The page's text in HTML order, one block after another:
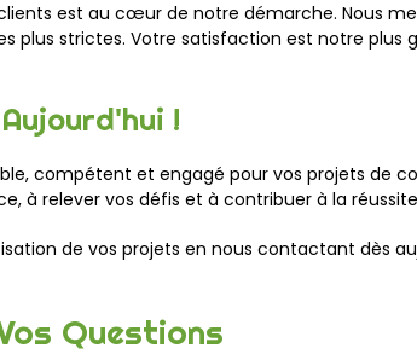
clients est au cœur de notre démarche. Nous
plus strictes. Votre satisfaction est notre
!
compétent et engagé pour vos projets de
à relever vos défis et à contribuer à la
de vos projets en nous contactant dès
Questions